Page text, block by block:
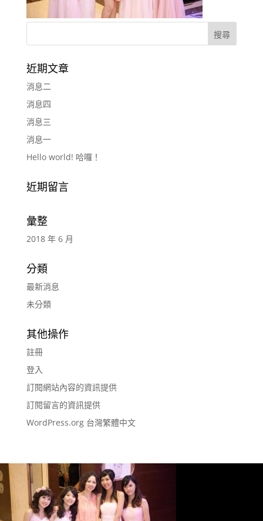
近期文章
消息二
消息四
消息三
消息一
Hello world! 哈囉！
近期留言
彙整
2018 年 6 月
分類
最新消息
未分類
其他操作
註冊
登入
訂閱網站內容的資訊提供
訂閱留言的資訊提供
WordPress.org 台灣繁體中文